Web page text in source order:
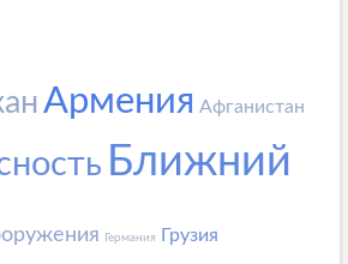
Армения Афганистан
Ближний
Германия Грузия